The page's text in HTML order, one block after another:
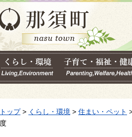
トップ> くらし・環境 > 住まい・ペット
度